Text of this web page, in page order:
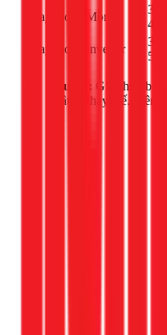
Thay block Mono
Thay block Inverter
Lưu ý: Giá chưa bao
vật tư thay thế. Liên hệ